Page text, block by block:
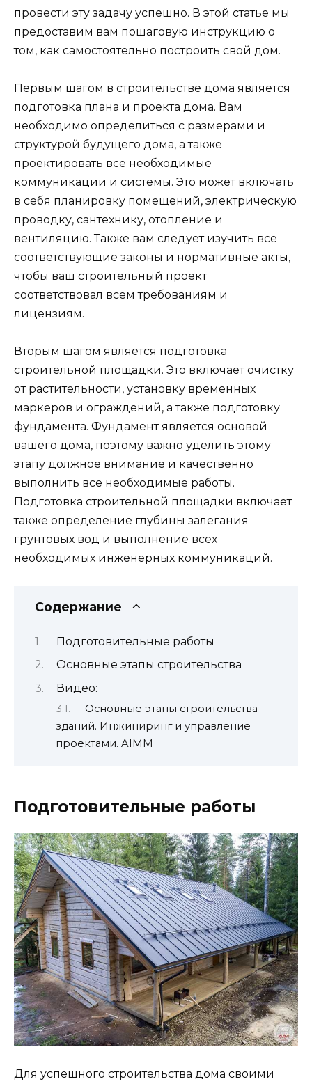
провести эту задачу успешно. В этой статье мы
предоставим вам пошаговую инструкцию о
том, как самостоятельно построить свой дом.
Первым шагом в строительстве дома является
подготовка плана и проекта дома. Вам
необходимо определиться с размерами и
структурой будущего дома, а также
проектировать все необходимые
коммуникации и системы. Это может включать
в себя планировку помещений, электрическую
проводку, сантехнику, отопление и
вентиляцию. Также вам следует изучить все
соответствующие законы и нормативные акты,
чтобы ваш строительный проект
соответствовал всем требованиям и
лицензиям.
Вторым шагом является подготовка
строительной площадки. Это включает очистку
от растительности, установку временных
маркеров и ограждений, а также подготовку
фундамента. Фундамент является основой
вашего дома, поэтому важно уделить этому
этапу должное внимание и качественно
выполнить все необходимые работы.
Подготовка строительной площадки включает
также определение глубины залегания
грунтовых вод и выполнение всех
необходимых инженерных коммуникаций.
Содержание
Подготовительные работы
Основные этапы строительства
Видео:
Основные этапы строительства
зданий. Инжиниринг и управление
проектами. AIMM
Подготовительные работы
Для успешного строительства дома своими